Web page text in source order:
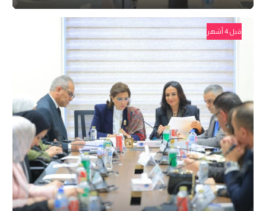
قبل 4 أشهر